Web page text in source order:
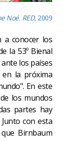
Noé. RED, 2009
a conocer los
la 53º Bienal
los países
en la próxima
En este
los mundos
partes hay
con esta
Birnbaum